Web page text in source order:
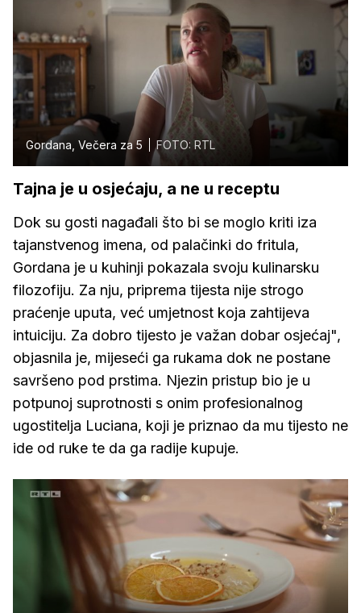
Gordana, Večera za 5 FOTO: RTL
Tajna je u osjećaju, a ne u receptu
Dok su gosti nagađali što bi se moglo kriti iza
tajanstvenog imena, od palačinki do fritula,
Gordana je u kuhinji pokazala svoju kulinarsku
filozofiju. Za nju, priprema tijesta nije strogo
praćenje uputa, već umjetnost koja zahtijeva
intuiciju. Za dobro tijesto je važan dobar osjećaj",
objasnila je, mijeseći ga rukama dok ne postane
savršeno pod prstima. Njezin pristup bio je u
potpunoj suprotnosti s onim profesionalnog
ugostitelja Luciana, koji je priznao da mu tijesto ne
ide od ruke te da ga radije kupuje.